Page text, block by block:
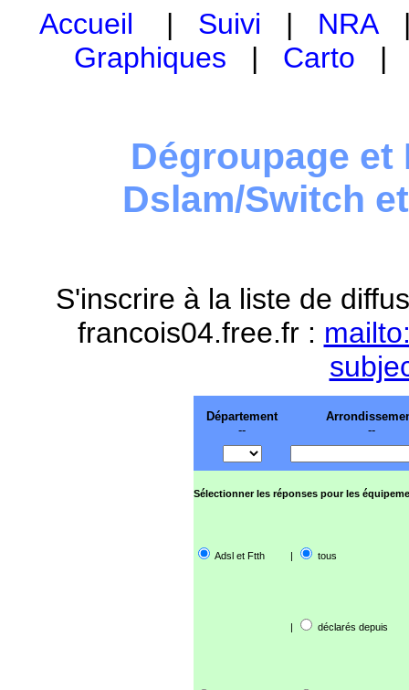
Accueil | Suivi | NRA
Graphiques | Carto
Dégroupage et
Dslam/Switch
S'inscrire à la liste de
francois04.free.fr :
Département
--
--
Sélectionner les réponses pour les
Adsl et Ftth | tous
| déclarés depuis